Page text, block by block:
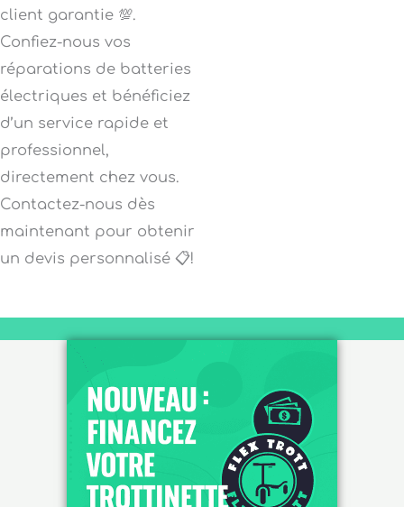
client garantie 💯.
Confiez-nous vos
réparations de batteries
électriques et bénéficiez
d’un service rapide et
professionnel,
directement chez vous.
Contactez-nous dès
maintenant pour obtenir
un devis personnalisé 📋!